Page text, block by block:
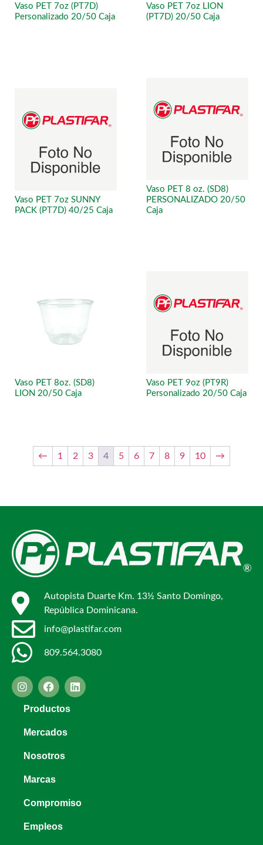
Vaso PET 7oz (PT7D)
Personalizado 20/50 Caja
Vaso PET 7oz LION
(PT7D) 20/50 Caja
Vaso PET 7oz SUNNY
PACK (PT7D) 40/25 Caja
Vaso PET 8 oz. (SD8)
PERSONALIZADO 20/50
Caja
Vaso PET 8oz. (SD8)
LION 20/50 Caja
Vaso PET 9oz (PT9R)
Personalizado 20/50 Caja
← 1 2 3 4 5 6 7 8 9 10 →
Autopista Duarte Km. 13½ Santo Domingo,
República Dominicana.
info@plastifar.com
809.564.3080
Productos
Mercados
Nosotros
Marcas
Compromiso
Empleos